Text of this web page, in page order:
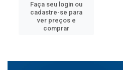
Faça seu login ou
cadastre-se para
ver preços e
comprar